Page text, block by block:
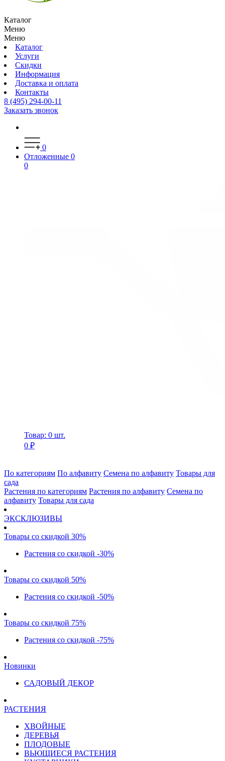
Каталог
Меню
Меню
Каталог
Услуги
Скидки
Информация
Доставка и оплата
Контакты
8 (495) 294-00-11
Заказать звонок
0
Отложенные 0
0
Товар: 0 шт.
0 ₽
По категориям По алфавиту Семена по алфавиту Товары для
сада
Растения по категориям Растения по алфавиту Семена по
алфавиту Товары для сада
ЭКСКЛЮЗИВЫ
Товары со скидкой 30%
Растения со скидкой -30%
Товары со скидкой 50%
Растения со скидкой -50%
Товары со скидкой 75%
Растения со скидкой -75%
Новинки
САДОВЫЙ ДЕКОР
РАСТЕНИЯ
ХВОЙНЫЕ
ДЕРЕВЬЯ
ПЛОДОВЫЕ
ВЬЮЩИЕСЯ РАСТЕНИЯ